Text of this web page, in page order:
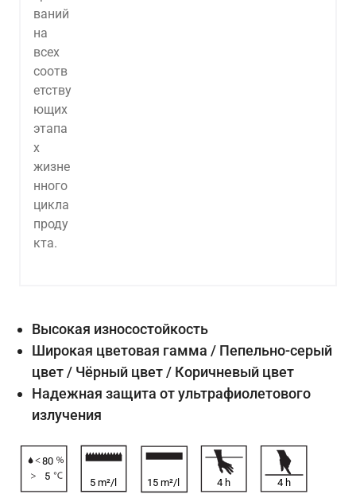
Высокая износостойкость
Широкая цветовая гамма / Пепельно-серый
цвет / Чёрный цвет / Коричневый цвет
Надежная защита от ультрафиолетового
излучения
80
5
5 m²/l 15 m²/l 4 h 4 h